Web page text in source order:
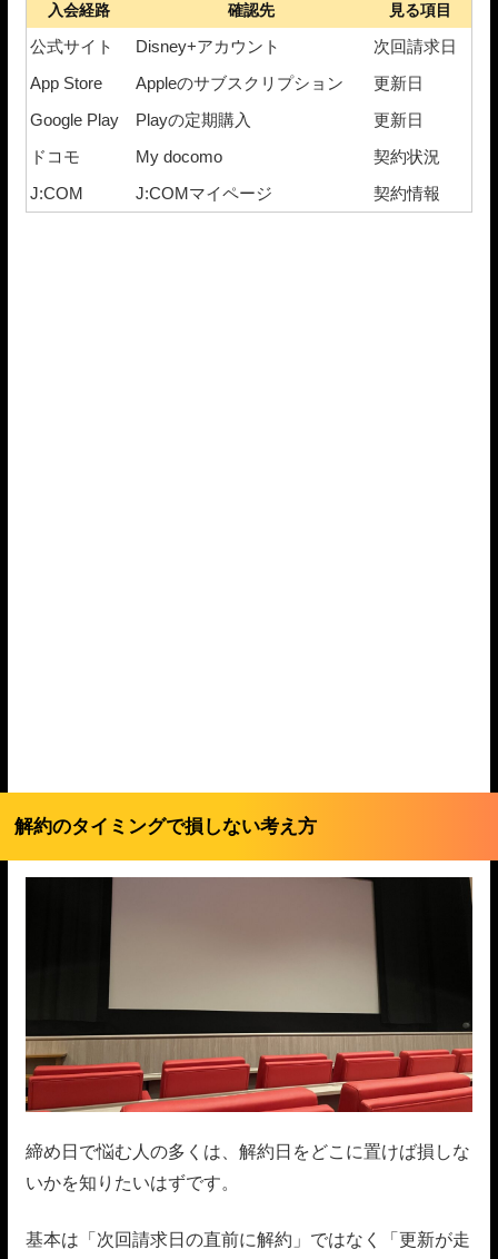
入会経路 確認先 見る項目
公式サイト Disney+アカウント
次回請求日
App Store
Appleのサブスクリプション
更新日
Google Play
Playの定期購入
更新日
ドコモ
My docomo
契約状況
J:COM
J:COMマイページ 契約情報
解約のタイミングで損しない考え方
締め日で悩む人の多くは、解約日をどこに置けば損しな
いかを知りたいはずです。
基本は「次回請求日の直前に解約」ではなく「更新が走